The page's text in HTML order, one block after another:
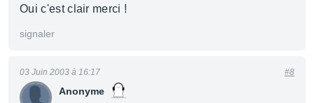
Oui c'est clair merci !
signaler
Anonyme
03 Juin 2003 à 16:17 #8